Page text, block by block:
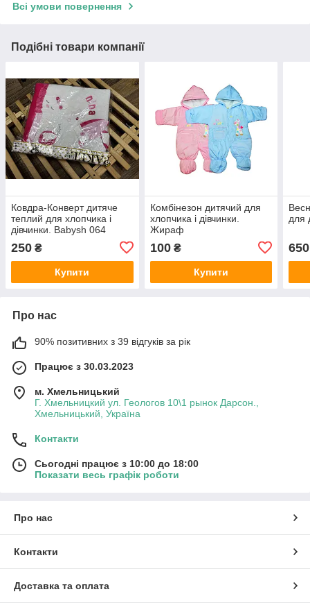
Всі умови повернення
Подібні товари компанії
Ковдра-Конверт дитяче
теплий для хлопчика і
дівчинки. Babysh 064
250 ₴
Купити
Комбінезон дитячий для
хлопчика і дівчинки.
Жираф
100₴
Купити
для
650
Про нас
90% позитивних з 39 відгуків за рік
Працює з 30.03.2023
м. Хмельницький
Г. Хмельницкий ул. Геологов 10\1 рынок Дарсон.,
Хмельницький, Україна
Контакти
Сьогодні працює з 10:00 до 18:00
Показати весь графік роботи
Про нас
Контакти
Доставка та оплата